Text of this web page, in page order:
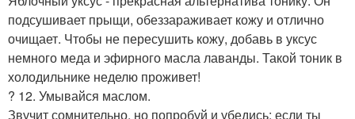
подсушивает прыщи, обеззараживает кожу и отлично
очищает. Чтобы не пересушить кожу, добавь в уксус
немного меда и эфирного масла лаванды. Такой тоник в
холодильнике неделю проживет!
? 12. Умывайся маслом.
Звучит сомнительно, но попробуй и убедись: если ты